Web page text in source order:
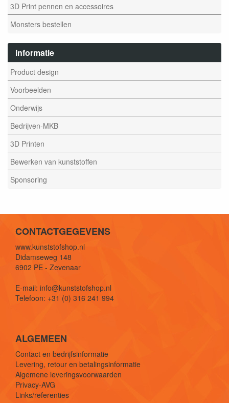
3D Print pennen en accessoires
Monsters bestellen
informatie
Product design
Voorbeelden
Onderwijs
Bedrijven-MKB
3D Printen
Bewerken van kunststoffen
Sponsoring
CONTACTGEGEVENS
www.kunststofshop.nl
Didamseweg 148
6902 PE - Zevenaar
E-mail: info@kunststofshop.nl
Telefoon: +31 (0) 316 241 994
ALGEMEEN
Contact en bedrijfsinformatie
Levering, retour en betalingsinformatie
Algemene leveringsvoorwaarden
Privacy-AVG
Links/referenties